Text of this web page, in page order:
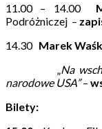
11.00 – 14.00
Podróżniczej –
14.30 Marek
„Na
narodowe USA”–
Bilety: